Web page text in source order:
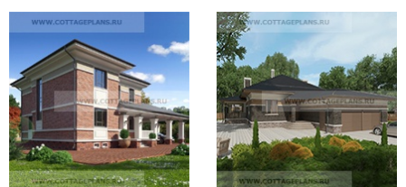
случае если у Вас появились какие-либо вопросы
- обращайтесь в нашу компанию, и мы дадим
подробную консультацию по любому вопросу.
Возможен выезд к Вам на дом, а также подсчет
сметы.